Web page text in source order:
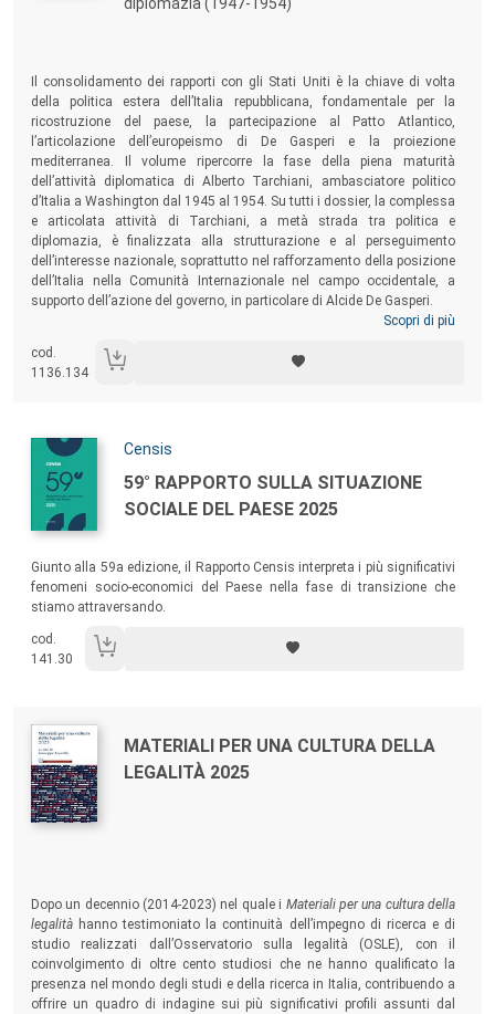
Il consolidamento dei rapporti con gli Stati Uniti è la chiave di volta
della politica estera dell’Italia repubblicana, fondamentale per la
ricostruzione del paese, la partecipazione al Patto Atlantico,
l’articolazione dell’europeismo di De Gasperi e la proiezione
mediterranea. Il volume ripercorre la fase della piena maturità
dell’attività diplomatica di Alberto Tarchiani, ambasciatore politico
d’Italia a Washington dal 1945 al 1954. Su tutti i dossier, la complessa
e articolata attività di Tarchiani, a metà strada tra politica e
diplomazia, è finalizzata alla strutturazione e al perseguimento
dell’interesse nazionale, soprattutto nel rafforzamento della posizione
dell’Italia nella Comunità Internazionale nel campo occidentale, a
supporto dell’azione del governo, in particolare di Alcide De Gasperi.
Scopri di più
cod.
1136.134
Autori:
Censis
Titolo:
59° RAPPORTO SULLA SITUAZIONE
SOCIALE DEL PAESE 2025
Sommario:
Giunto alla 59a edizione, il Rapporto Censis interpreta i più significativi
fenomeni socio-economici del Paese nella fase di transizione che
stiamo attraversando.
cod.
141.30
Autori:
Titolo:
MATERIALI PER UNA CULTURA DELLA
LEGALITÀ 2025
Dopo un decennio (2014-2023) nel quale i Materiali per una cultura della
legalità hanno testimoniato la continuità dell’impegno di ricerca e di
studio realizzati dall’Osservatorio sulla legalità (OSLE), con il
coinvolgimento di oltre cento studiosi che ne hanno qualificato la
presenza nel mondo degli studi e della ricerca in Italia, contribuendo a
offrire un quadro di indagine sui più significativi profili assunti dal